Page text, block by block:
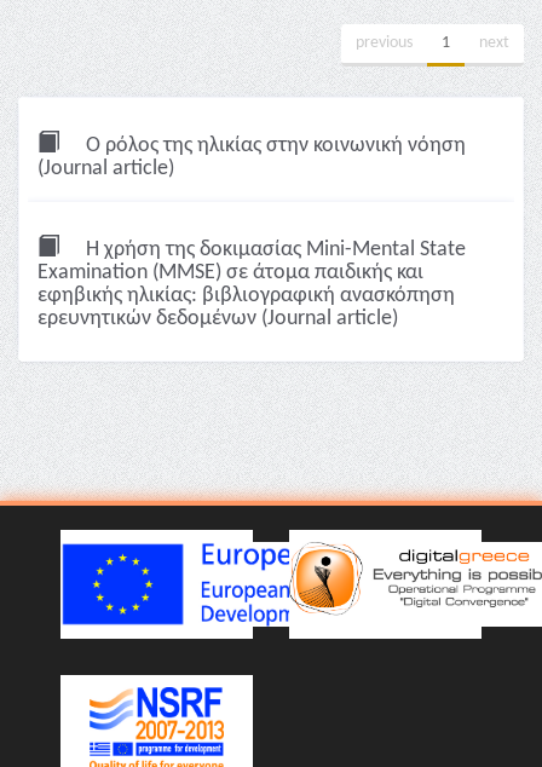
previous 1 next
O ρόλος της ηλικίας στην κοινωνική νόηση
(Journal article)
Η χρήση της δοκιμασίας Mini-Mental State
Examination (MMSE) σε άτομα παιδικής και
εφηβικής ηλικίας: βιβλιογραφική ανασκόπηση
ερευνητικών δεδομένων (Journal article)